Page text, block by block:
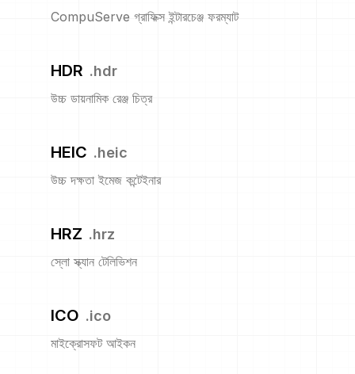
CompuServe গ্রাফিক্স ইন্টারচেঞ্জ ফরম্যাট
HDR .hdr
উচ্চ ডায়নামিক রেঞ্জ চিত্র
HEIC .heic
উচ্চ দক্ষতা ইমেজ কন্টেইনার
HRZ .hrz
স্লো স্ক্যান টেলিভিশন
ICO .ico
মাইক্রোসফট আইকন